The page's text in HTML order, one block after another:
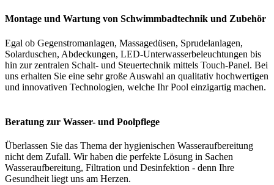
Montage und Wartung von Schwimmbadtechnik und Zubehör
Egal ob Gegenstromanlagen, Massagedüsen, Sprudelanlagen,
Solarduschen, Abdeckungen, LED-Unterwasserbeleuchtungen bis
hin zur zentralen Schalt- und Steuertechnik mittels Touch-Panel. Bei
uns erhalten Sie eine sehr große Auswahl an qualitativ hochwertigen
und innovativen Technologien, welche Ihr Pool einzigartig machen.
Beratung zur Wasser- und Poolpflege
Überlassen Sie das Thema der hygienischen Wasseraufbereitung
nicht dem Zufall. Wir haben die perfekte Lösung in Sachen
Wasseraufbereitung, Filtration und Desinfektion - denn Ihre
Gesundheit liegt uns am Herzen.